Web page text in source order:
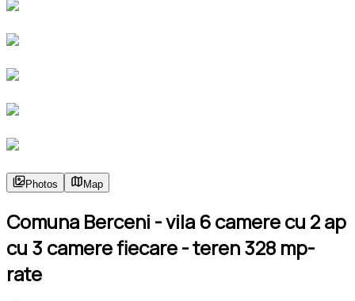
Photos Map
Comuna Berceni - vila 6 camere cu 2 ap
cu 3 camere fiecare - teren 328 mp-
rate